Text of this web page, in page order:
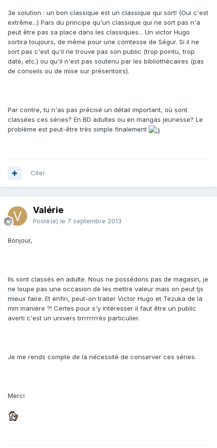
3e solution : un bon classique est un classique qui sort! (Oui c'est
extrême...) Pars du principe qu'un classique qui ne sort pas n'a
peut être pas sa place dans les classiques... Un victor Hugo
sortira toujours, de même pour une comtesse de Ségur. Si il ne
sort pas c'est qu'il ne trouve pas son public (trop pointu, trop
daté, etc.) ou qu'il n'est pas soutenu par les bibliothécaires (pas
de conseils ou de mise sur présentoirs).
Par contre, tu n'as pas précisé un détail important, où sont
classées ces séries? En BD adultes ou en mangas jeunesse? Le
problème est peut-être très simple finalement
Citer
Valérie
Posté(e) le 7 septembre 2013
Bonjour,
Ils sont classés en adulte. Nous ne possédons pas de magasin, je
ne loupe pas une occasion de les mettre valeur mais on peut tjs
mieux faire. Et enfin, peut-on traiter Victor Hugo et Tezuka de la
mm manière ?! Certes pour s'y intéresser il faut être un public
averti c'est un univers trrrrrrrrès particulier.
Je me rends compte de la nécessité de conserver ces séries.
Merci